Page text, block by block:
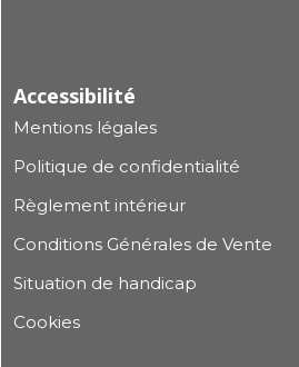
Accessibilité
Mentions légales
Politique de confidentialité
Règlement intérieur
Conditions Générales de Vente
Situation de handicap
Cookies